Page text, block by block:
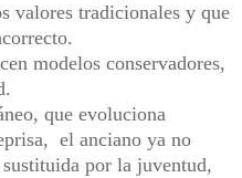
valores tradicionales y que
modelos conservadores,
que evoluciona
el anciano ya no
por la juventud,